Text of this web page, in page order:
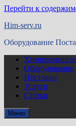
Перейти к
Him-serv.ru
Оборудование
Оборудование
Поставки
Услуги
Статьи
Меню